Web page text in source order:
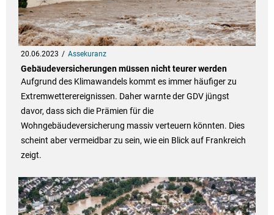
20.06.2023 Assekuranz
Gebäudeversicherungen müssen nicht teurer werden
Aufgrund des Klimawandels kommt es immer häufiger zu
Extremwetterereignissen. Daher warnte der GDV jüngst
davor, dass sich die Prämien für die
Wohngebäudeversicherung massiv verteuern könnten. Dies
scheint aber vermeidbar zu sein, wie ein Blick auf Frankreich
zeigt.